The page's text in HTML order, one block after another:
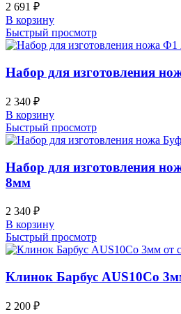
2 691 ₽
В корзину
Быстрый просмотр
Набор для изготовления
2 340 ₽
В корзину
Быстрый просмотр
Набор для изготовления
8мм
2 340 ₽
В корзину
Быстрый просмотр
Клинок Барбус AUS10Co
2 200 ₽